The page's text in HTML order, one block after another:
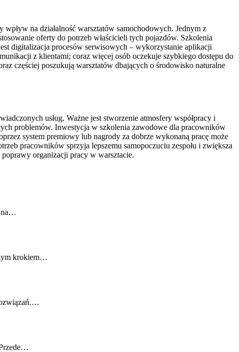
na działalność warsztatów samochodowych. Jednym z
oferty do potrzeb właścicieli tych pojazdów. Szkolenia
digitalizacja procesów serwisowych – wykorzystanie aplikacji
z klientami; coraz więcej osób oczekuje szybkiego dostępu do
częściej poszukują warsztatów dbających o środowisko naturalne
usług. Ważne jest stworzenie atmosfery współpracy i
problemów. Inwestycja w szkolenia zawodowe dla pracowników
system premiowy lub nagrody za dobrze wykonaną pracę może
pracowników sprzyja lepszemu samopoczuciu zespołu i zwiększa
organizacji pracy w warsztacie.
na…
krokiem…